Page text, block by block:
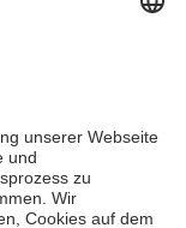
Hilfe e.V.
e.V.